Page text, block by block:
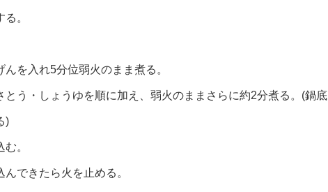
。
を入れ5分位弱火のまま煮る。
う・しょうゆを順に加え、弱火のままさらに約2分煮る。(鍋底
)
。
できたら火を止める。